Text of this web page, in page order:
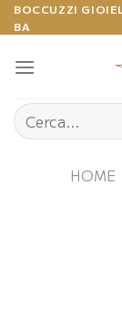
Salta
ai
contenuti
BOCCUZZI
BA
Cerca:
HOME